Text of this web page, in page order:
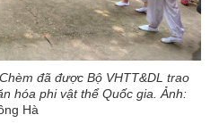
đã được Bộ VHTT&DL trao
hóa phi vật thể Quốc gia. Ảnh:
Hà